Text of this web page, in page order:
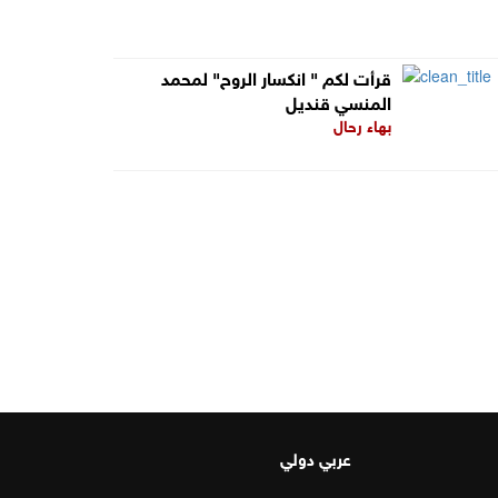
قرأت لكم " انكسار الروح" لمحمد
المنسي قنديل
بهاء رحال
عربي دولي